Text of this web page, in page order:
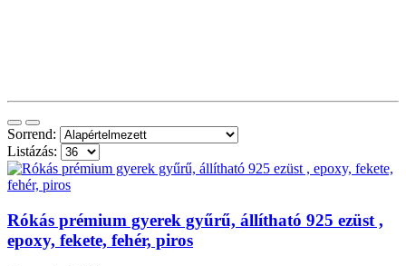
Sorrend:
Listázás:
Rókás prémium gyerek gyűrű, állítható 925 ezüst ,
epoxy, fekete, fehér, piros